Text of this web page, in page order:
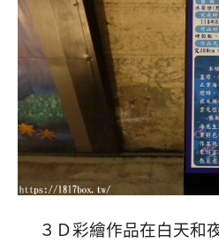
３Ｄ彩繪作品在白天和